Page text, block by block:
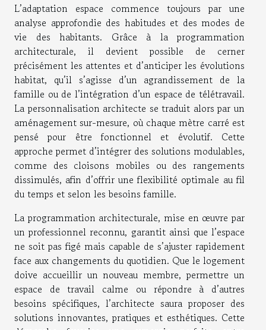
L’adaptation espace commence toujours par une
analyse approfondie des habitudes et des modes de
vie des habitants. Grâce à la programmation
architecturale, il devient possible de cerner
précisément les attentes et d’anticiper les évolutions
habitat, qu’il s’agisse d’un agrandissement de la
famille ou de l’intégration d’un espace de télétravail.
La personnalisation architecte se traduit alors par un
aménagement sur-mesure, où chaque mètre carré est
pensé pour être fonctionnel et évolutif. Cette
approche permet d’intégrer des solutions modulables,
comme des cloisons mobiles ou des rangements
dissimulés, afin d’offrir une flexibilité optimale au fil
du temps et selon les besoins famille.
La programmation architecturale, mise en œuvre par
un professionnel reconnu, garantit ainsi que l’espace
ne soit pas figé mais capable de s’ajuster rapidement
face aux changements du quotidien. Que le logement
doive accueillir un nouveau membre, permettre un
espace de travail calme ou répondre à d’autres
besoins spécifiques, l’architecte saura proposer des
solutions innovantes, pratiques et esthétiques. Cette